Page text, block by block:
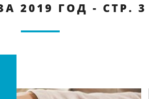
2019 ГОД - СТР. 3